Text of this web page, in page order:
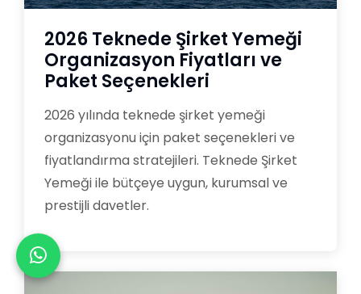
2026 Teknede Şirket Yemeği
Organizasyon Fiyatları ve
Paket Seçenekleri
2026 yılında teknede şirket yemeği
organizasyonu için paket seçenekleri ve
fiyatlandırma stratejileri. Teknede Şirket
Yemeği ile bütçeye uygun, kurumsal ve
prestijli davetler.